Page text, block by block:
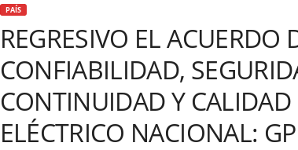
PAÍS
REGRESIVO EL ACUERDO
CONFIABILIDAD,
CONTINUIDAD Y CALIDAD
ELÉCTRICO NACIONAL: